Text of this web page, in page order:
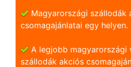
Magyarországi szállodák
csomagajánlatai egy helyen.
A legjobb magyarországi
szállodák akciós